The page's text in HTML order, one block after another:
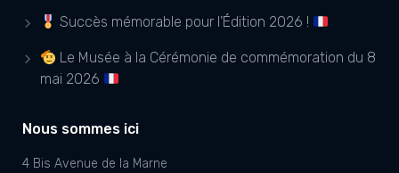
Succès mémorable pour l’Édition 2026 !
Le Musée à la Cérémonie de commémoration du 8
mai 2026
Nous sommes ici
4 Bis Avenue de la Marne